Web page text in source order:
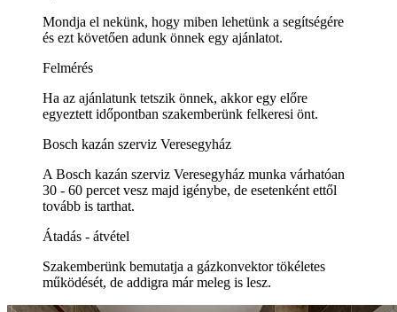
Mondja el nekünk, hogy miben lehetünk a segítségére
és ezt követően adunk önnek egy ajánlatot.
Felmérés
Ha az ajánlatunk tetszik önnek, akkor egy előre
egyeztett időpontban szakemberünk felkeresi önt.
Bosch kazán szerviz Veresegyház
A Bosch kazán szerviz Veresegyház munka várhatóan
30 - 60 percet vesz majd igénybe, de esetenként ettől
tovább is tarthat.
Átadás - átvétel
Szakemberünk bemutatja a gázkonvektor tökéletes
működését, de addigra már meleg is lesz.